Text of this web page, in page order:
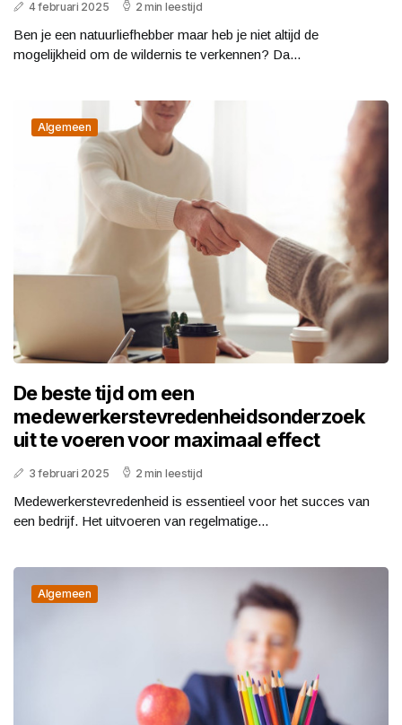
4 februari 2025 2 min leestijd
Ben je een natuurliefhebber maar heb je niet altijd de
mogelijkheid om de wildernis te verkennen? Da...
Algemeen
De beste tijd om een
medewerkerstevredenheidsonderzoek
uit te voeren voor maximaal effect
3 februari 2025 2 min leestijd
Medewerkerstevredenheid is essentieel voor het succes van
een bedrijf. Het uitvoeren van regelmatige...
Algemeen